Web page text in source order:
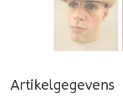
Artikelgegevens